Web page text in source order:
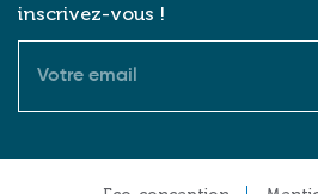
inscrivez-vous !